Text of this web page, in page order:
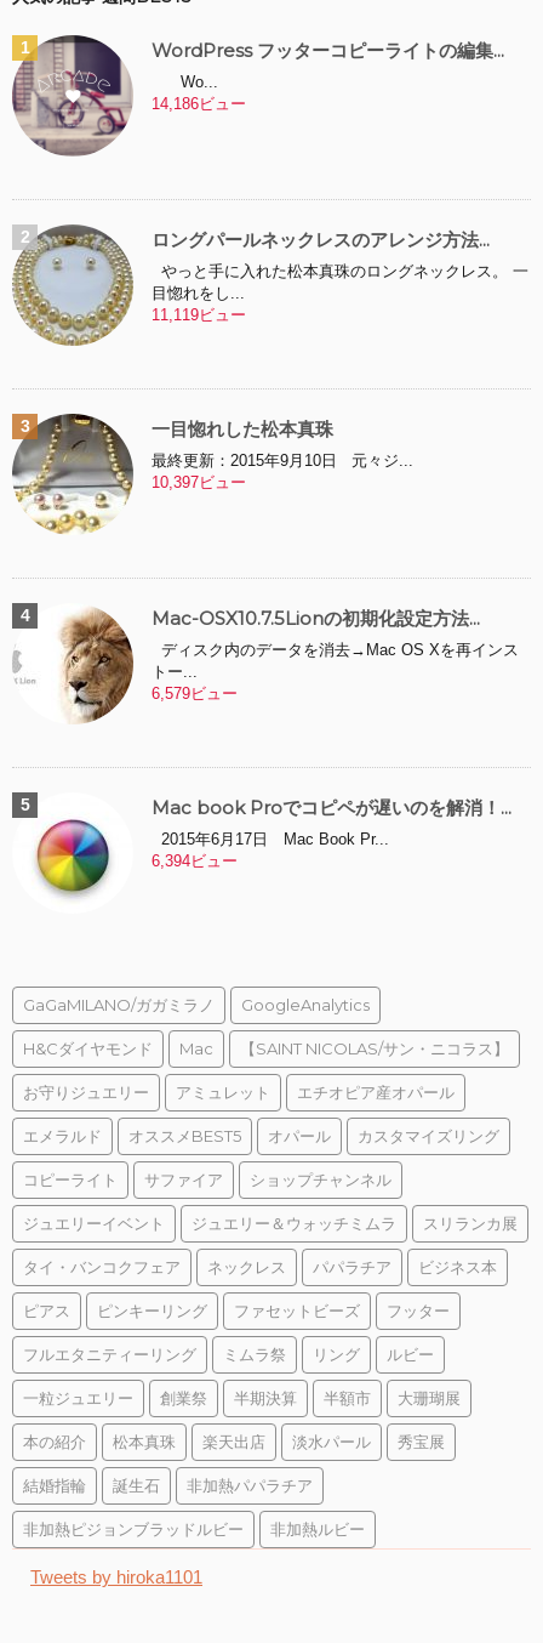
WordPress フッターコピーライトの編集...
Wo...
14,186ビュー
ロングパールネックレスのアレンジ方法...
やっと手に入れた松本真珠のロングネックレス。 一
目惚れをし...
11,119ビュー
一目惚れした松本真珠
最終更新：2015年9月10日 元々ジ...
10,397ビュー
Mac-OSX10.7.5Lionの初期化設定方法...
ディスク内のデータを消去→Mac OS Xを再インス
トー...
6,579ビュー
Mac book Proでコピペが遅いのを解消！...
2015年6月17日 Mac Book Pr...
6,394ビュー
GaGaMILANO/ガガミラノ GoogleAnalytics
H&Cダイヤモンド Mac 【SAINT NICOLAS/サン・ニコラス】
お守りジュエリー アミュレット エチオピア産オパール
エメラルド オススメBEST5 オパール カスタマイズリング
コピーライト サファイア ショップチャンネル
ジュエリーイベント ジュエリー＆ウォッチミムラ スリランカ展
タイ・バンコクフェア ネックレス パパラチア ビジネス本
ピアス ピンキーリング ファセットビーズ フッター
フルエタニティーリング ミムラ祭 リング ルビー
一粒ジュエリー 創業祭 半期決算 半額市 大珊瑚展
本の紹介 松本真珠 楽天出店 淡水パール 秀宝展
結婚指輪 誕生石 非加熱パパラチア
非加熱ピジョンブラッドルビー 非加熱ルビー
Tweets by hiroka1101